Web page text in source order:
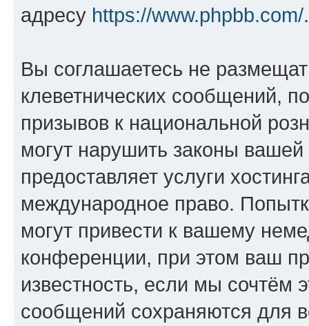
адресу https://www.phpbb.com/.
Вы соглашаетесь не
клеветнических сообщений,
призывов к национальной
могут нарушить законы
предоставляет услуги
международное право.
могут привести к вашему
конференции, при этом ваш
известность, если мы сочтём
сообщений сохраняются для